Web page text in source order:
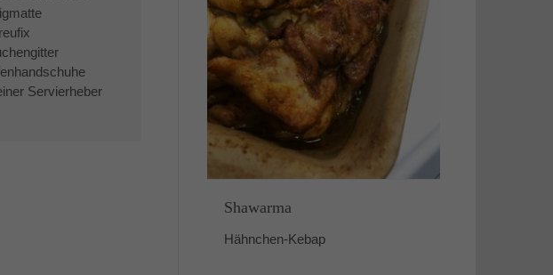
Servierheber
Shawarma
Hähnchen-Kebap